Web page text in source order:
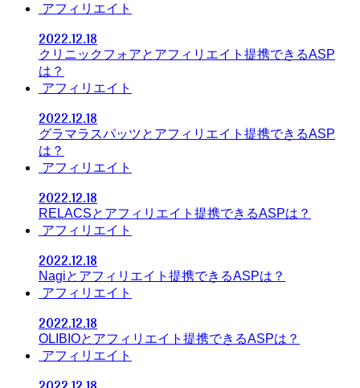
アフィリエイト
2022.12.18
クリニックフォアとアフィリエイト提携できるASP
は？
アフィリエイト
2022.12.18
グラマラスパッツとアフィリエイト提携できるASP
は？
アフィリエイト
2022.12.18
RELACSとアフィリエイト提携できるASPは？
アフィリエイト
2022.12.18
Nagiとアフィリエイト提携できるASPは？
アフィリエイト
2022.12.18
OLIBIOとアフィリエイト提携できるASPは？
アフィリエイト